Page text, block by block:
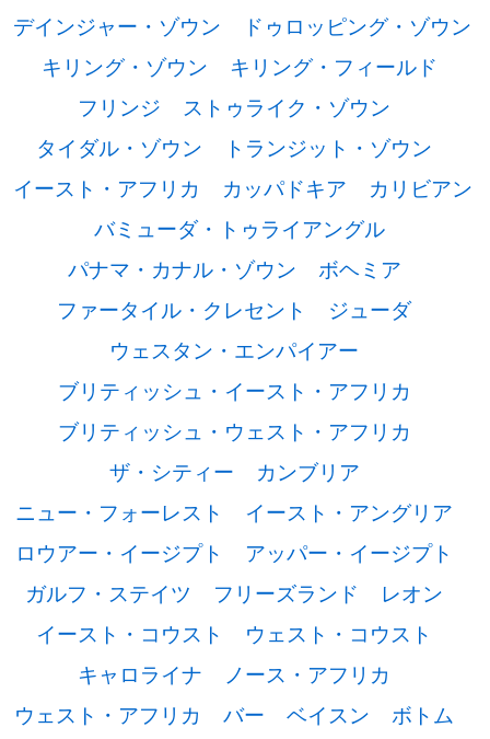
デインジャー・ゾウン
ドゥロッピング・ゾウン
キリング・ゾウン
キリング・フィールド
フリンジ
ストゥライク・ゾウン
タイダル・ゾウン
トランジット・ゾウン
イースト・アフリカ
カッパドキア
カリビアン
バミューダ・トゥライアングル
パナマ・カナル・ゾウン
ボヘミア
ファータイル・クレセント
ジューダ
ウェスタン・エンパイアー
ブリティッシュ・イースト・アフリカ
ブリティッシュ・ウェスト・アフリカ
ザ・シティー
カンブリア
ニュー・フォーレスト
イースト・アングリア
ロウアー・イージプト
アッパー・イージプト
ガルフ・ステイツ
フリーズランド
レオン
イースト・コウスト
ウェスト・コウスト
キャロライナ
ノース・アフリカ
ウェスト・アフリカ
バー ベイスン
ボトム